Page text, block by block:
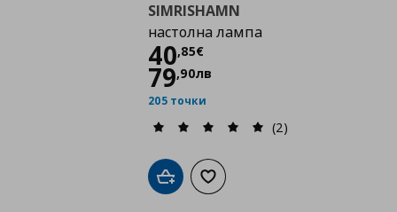
SIMRISHAMN
настолна лампа
40,85€
Цена
79,90лв
205 точки
(2)
Добави в кошницата
Добави към списъка с любими